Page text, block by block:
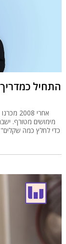
התחיל
מימושים מטורף.
כדי לחלץ כמה שקלים"